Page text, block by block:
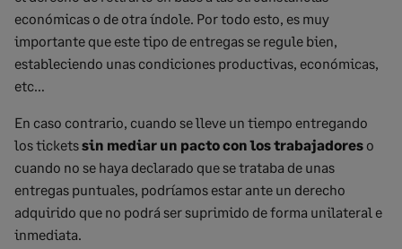
económicas o de otra índole. Por todo esto, es muy
importante que este tipo de entregas se regule bien,
estableciendo unas condiciones productivas, económicas,
etc…
En caso contrario, cuando se lleve un tiempo entregando
los ticketssin mediar un pacto con los trabajadores o
cuando no se haya declarado que se trataba de unas
entregas puntuales, podríamos estar ante un derecho
adquirido que no podrá ser suprimido de forma unilateral e
inmediata.